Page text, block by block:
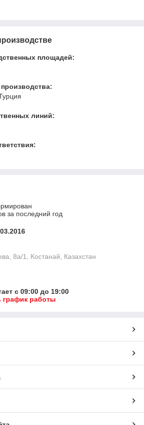
площадей:
линий:
за последний год
8а/1, Костанай, Казахстан
с 09:00 до 19:00
график работы